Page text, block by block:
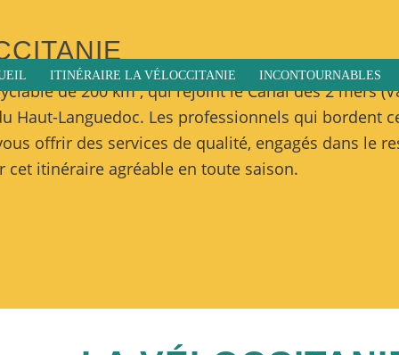
ITINÉRAIRE LA VÉLOCCITANIE INCONTOURNABLES
de 200 km , qui rejoint le Canal des 2 mers
Haut-Languedoc. Les professionnels qui bordent
offrir des services de qualité, engagés dans le
cet itinéraire agréable en toute saison.